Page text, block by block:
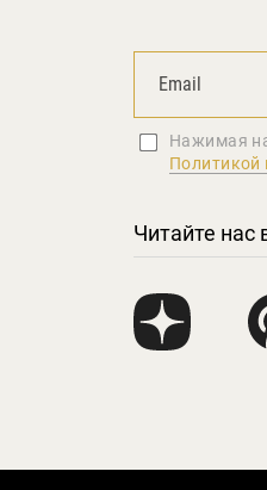
Нажимая
Политикой
Читайте нас